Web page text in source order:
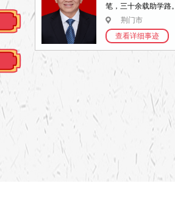
笔，三十余载助学路。
荆门市
查看详细事迹